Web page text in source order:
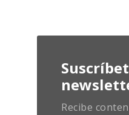
Recibe